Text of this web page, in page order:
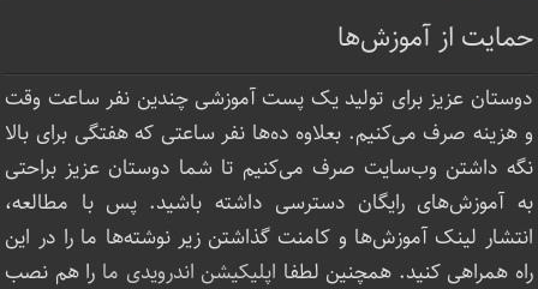
حمایت از آموزش‌ها
دوستان عزیز برای تولید یک پست آموزشی چندین نفر ساعت‌ وقت
و هزینه صرف می‌کنیم. بعلاوه ده‌ها نفر ساعتی که هفتگی برای بالا
نگه داشتن وب‌سایت صرف ‌می‌کنیم تا شما دوستان عزیز براحتی
به آموزش‌های رایگان دسترسی داشته باشید. پس با مطالعه،
انتشار لینک‌ آموزش‌ها و کامنت گذاشتن زیر نوشته‌‌ها ما را در این
راه همراهی کنید. همچنین لطفا اپلیکیشن اندرویدی ما را هم نصب